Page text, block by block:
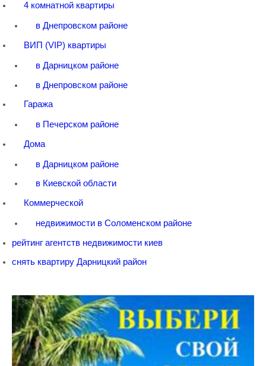
4 комнатной квартиры
в Днепровском районе
ВИП (VIP) квартиры
в Дарницком районе
в Днепровском районе
Гаража
в Печерском районе
Дома
в Дарницком районе
в Киевской области
Коммерческой
недвижимости в Соломенском районе
рейтинг агентств недвижимости киев
снять квартиру Дарницкий район